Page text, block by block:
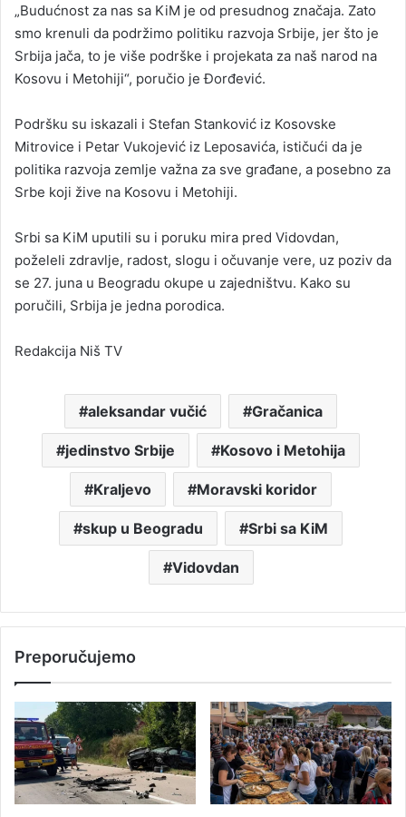
„Budućnost za nas sa KiM je od presudnog značaja. Zato
smo krenuli da podržimo politiku razvoja Srbije, jer što je
Srbija jača, to je više podrške i projekata za naš narod na
Kosovu i Metohiji“, poručio je Đorđević.
Podršku su iskazali i Stefan Stanković iz Kosovske
Mitrovice i Petar Vukojević iz Leposavića, ističući da je
politika razvoja zemlje važna za sve građane, a posebno za
Srbe koji žive na Kosovu i Metohiji.
Srbi sa KiM uputili su i poruku mira pred Vidovdan,
poželeli zdravlje, radost, slogu i očuvanje vere, uz poziv da
se 27. juna u Beogradu okupe u zajedništvu. Kako su
poručili, Srbija je jedna porodica.
Redakcija Niš TV
aleksandar vučić Gračanica
jedinstvo Srbije Kosovo i Metohija
Kraljevo Moravski koridor
skup u Beogradu Srbi sa KiM
Vidovdan
Preporučujemo